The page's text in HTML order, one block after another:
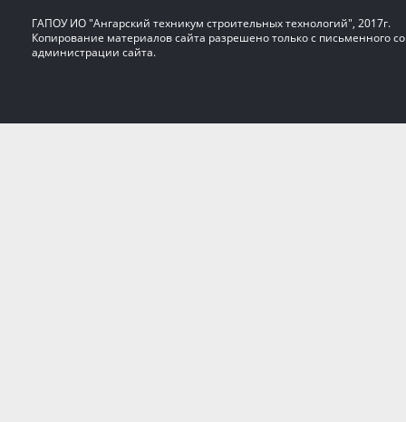
ГАПОУ ИО "Ангарский техникум строительных технологий", 2017г.
Копирование материалов сайта разрешено только с письменного
администрации сайта.